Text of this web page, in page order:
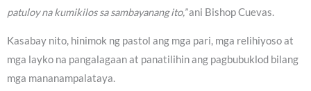
patuloy na kumikilos sa sambayanang ito,”ani Bishop Cuevas.
Kasabay nito, hinimok ng pastol ang mga pari, mga relihiyoso at
mga layko na pangalagaan at panatilihin ang pagbubuklod bilang
mga mananampalataya.